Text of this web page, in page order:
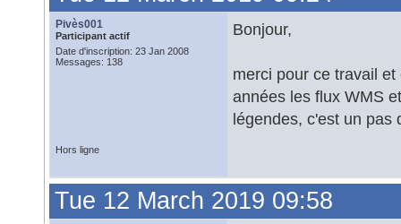
Pivès001
Participant actif
Date d'inscription: 23 Jan 2008
Messages: 138
Bonjour,
merci pour ce travail
années les flux WMS
légendes, c'est un pas
Hors ligne
Tue 12 March 2019 09:58